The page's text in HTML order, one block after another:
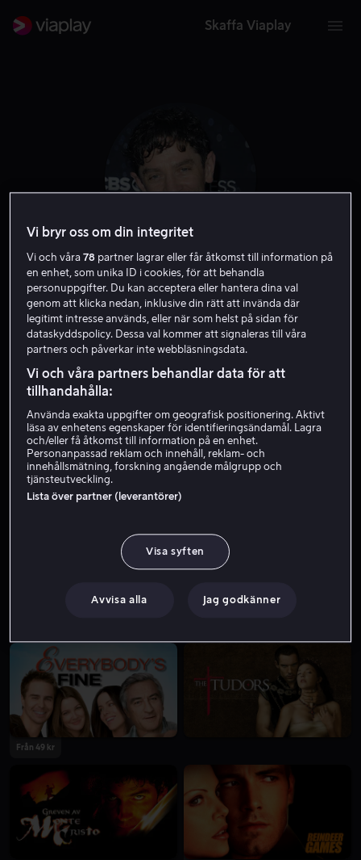
Skaffa Viaplay
James Frain
Gäst Skådespelare
Från 49 kr
Vi bryr oss om din integritet
Vi och våra78 partner lagrar eller får åtkomst till information på
en enhet, som unika ID i cookies, för att behandla
personuppgifter. Du kan acceptera eller hantera dina val
genom att klicka nedan, inklusive din rätt att invända där
legitimt intresse används, eller när som helst på sidan för
dataskyddspolicy. Dessa val kommer att signaleras till våra
partners och påverkar inte webbläsningsdata.
Vi och våra partners behandlar data för att
tillhandahålla:
Använda exakta uppgifter om geografisk positionering. Aktivt
läsa av enhetens egenskaper för identifieringsändamål. Lagra
och/eller få åtkomst till information på en enhet.
Personanpassad reklam och innehåll, reklam- och
innehållsmätning, forskning angående målgrupp och
tjänsteutveckling.
Lista över partner (leverantörer)
Visa syften
Avvisa alla Jag godkänner